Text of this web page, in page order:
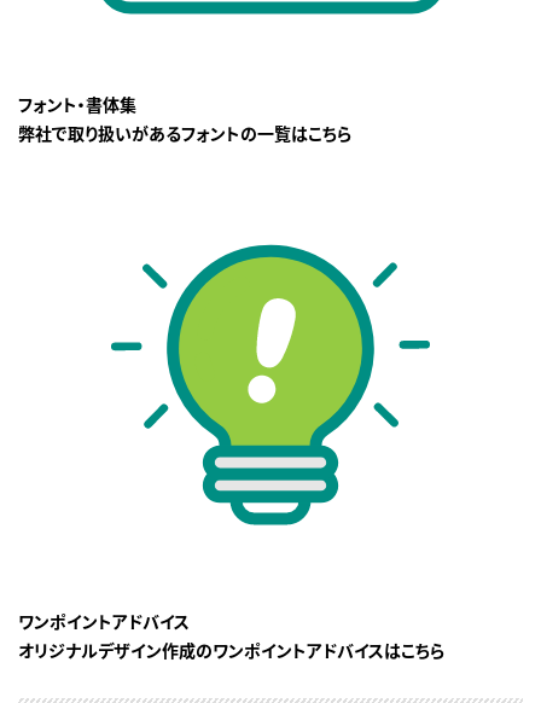
フォント・書体集
弊社で取り扱いがあるフォントの一覧はこちら
ワンポイントアドバイス
オリジナルデザイン作成のワンポイントアドバイスはこちら